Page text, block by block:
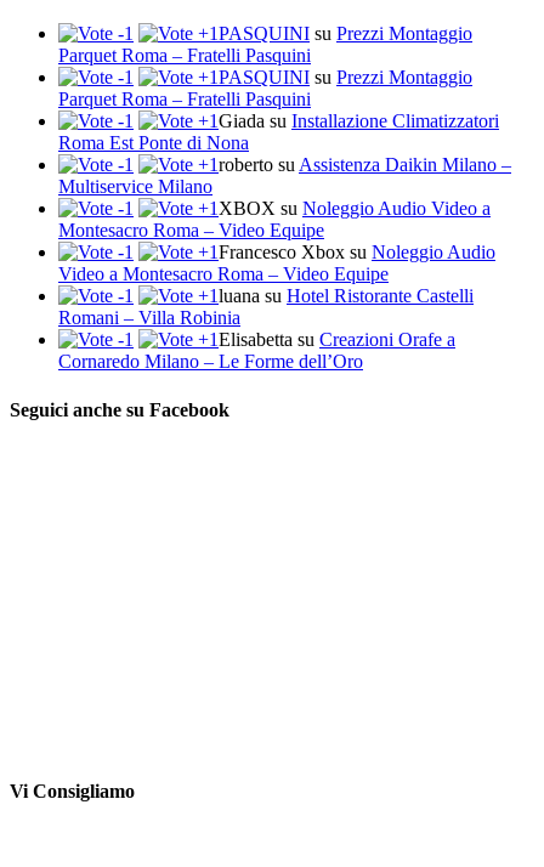
PASQUINI su Prezzi Montaggio
Parquet Roma – Fratelli Pasquini
PASQUINI su Prezzi Montaggio
Parquet Roma – Fratelli Pasquini
Giada su Installazione Climatizzatori
Roma Est Ponte di Nona
roberto suAssistenza Daikin Milano –
Multiservice Milano
XBOX su Noleggio Audio Video a
Montesacro Roma – Video Equipe
Francesco Xbox su Noleggio Audio
Video a Montesacro Roma – Video Equipe
luana su Hotel Ristorante Castelli
Romani – Villa Robinia
Elisabetta su Creazioni Orafe a
Cornaredo Milano – Le Forme dell’Oro
Seguici anche su Facebook
Vi Consigliamo